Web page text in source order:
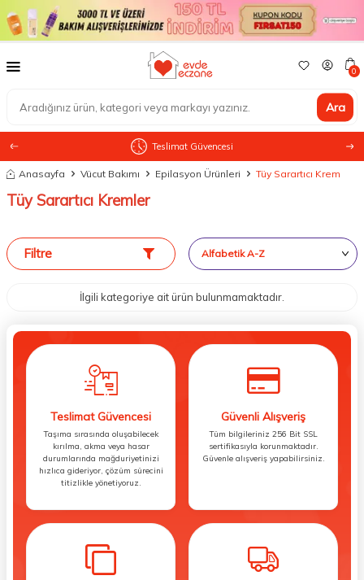
Ara
0
Teslimat Güvencesi
Anasayfa Vücut Bakımı Epilasyon Ürünleri Tüy Sarartıcı Krem
Tüy Sarartıcı Kremler
Filtre
İlgili kategoriye ait ürün bulunmamaktadır.
Teslimat Güvencesi
Taşıma sırasında oluşabilecek
kırılma, akma veya hasar
durumlarında mağduriyetinizi
hızlıca gideriyor, çözüm sürecini
titizlikle yönetiyoruz.
Güvenli Alışveriş
Tüm bilgileriniz 256 Bit SSL
sertifikasıyla korunmaktadır.
Güvenle alışveriş yapabilirsiniz.